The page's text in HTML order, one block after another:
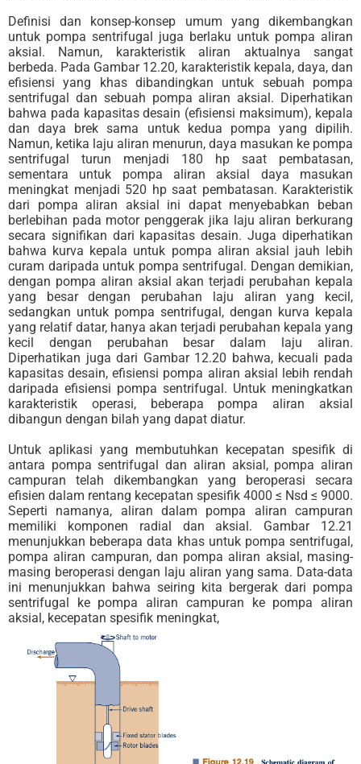
Definisi dan konsep-konsep umum yang dikembangkan
untuk pompa sentrifugal juga berlaku untuk pompa aliran
aksial. Namun, karakteristik aliran aktualnya sangat
berbeda. Pada Gambar 12.20, karakteristik kepala, daya, dan
efisiensi yang khas dibandingkan untuk sebuah pompa
sentrifugal dan sebuah pompa aliran aksial. Diperhatikan
bahwa pada kapasitas desain (efisiensi maksimum), kepala
dan daya brek sama untuk kedua pompa yang dipilih.
Namun, ketika laju aliran menurun, daya masukan ke pompa
sentrifugal turun menjadi 180 hp saat pembatasan,
sementara untuk pompa aliran aksial daya masukan
meningkat menjadi 520 hp saat pembatasan. Karakteristik
dari pompa aliran aksial ini dapat menyebabkan beban
berlebihan pada motor penggerak jika laju aliran berkurang
secara signifikan dari kapasitas desain. Juga diperhatikan
bahwa kurva kepala untuk pompa aliran aksial jauh lebih
curam daripada untuk pompa sentrifugal. Dengan demikian,
dengan pompa aliran aksial akan terjadi perubahan kepala
yang besar dengan perubahan laju aliran yang kecil,
sedangkan untuk pompa sentrifugal, dengan kurva kepala
yang relatif datar, hanya akan terjadi perubahan kepala yang
kecil dengan perubahan besar dalam laju aliran.
Diperhatikan juga dari Gambar 12.20 bahwa, kecuali pada
kapasitas desain, efisiensi pompa aliran aksial lebih rendah
daripada efisiensi pompa sentrifugal. Untuk meningkatkan
karakteristik operasi, beberapa pompa aliran aksial
dibangun dengan bilah yang dapat diatur.
Untuk aplikasi yang membutuhkan kecepatan spesifik di
antara pompa sentrifugal dan aliran aksial, pompa aliran
campuran telah dikembangkan yang beroperasi secara
efisien dalam rentang kecepatan spesifik 4000 ≤ Nsd ≤ 9000.
Seperti namanya, aliran dalam pompa aliran campuran
memiliki komponen radial dan aksial. Gambar 12.21
menunjukkan beberapa data khas untuk pompa sentrifugal,
pompa aliran campuran, dan pompa aliran aksial, masing-
masing beroperasi dengan laju aliran yang sama. Data-data
ini menunjukkan bahwa seiring kita bergerak dari pompa
sentrifugal ke pompa aliran campuran ke pompa aliran
aksial, kecepatan spesifik meningkat,